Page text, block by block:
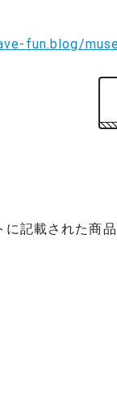
fun.blog/
に記載された商